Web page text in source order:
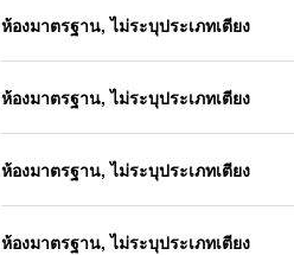
ห้องมาตรฐาน, ไม่ระบุประเภทเตียง
ห้องมาตรฐาน, ไม่ระบุประเภทเตียง
ห้องมาตรฐาน, ไม่ระบุประเภทเตียง
ห้องมาตรฐาน, ไม่ระบุประเภทเตียง